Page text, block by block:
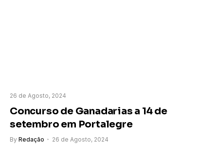
26 de Agosto, 2024
Concurso de Ganadarias a 14 de
setembro em Portalegre
By Redação 26 de Agosto, 2024